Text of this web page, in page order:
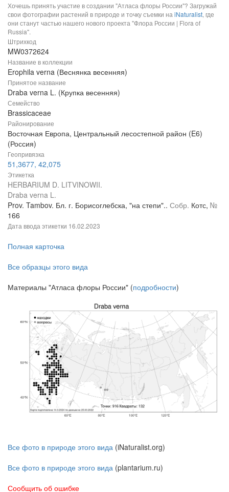
Хочешь принять участие в создании "Атласа флоры России"? Загружай
свои фотографии растений в природе и точку съемки на iNaturalist, где
они станут частью нашего нового проекта "Флора России | Flora of
Russia".
Штрихкод
MW0372624
Название в коллекции
Erophila verna (Веснянка весенняя)
Принятое название
Draba verna L. (Крупка весенняя)
Семейство
Brassicaceae
Районирование
Восточная Европа, Центральный лесостепной район (E6)
(Россия)
Геопривязка
51,3677, 42,075
Этикетка
HERBARIUM D. LITVINOWII.
Draba verna L.
Prov. Tambov. Бл. г. Борисоглебска, "на степи".. Собр. Котс, №
166
Дата ввода этикетки 16.02.2023
Полная карточка
Все образцы этого вида
Материалы "Атласа флоры России" (подробности)
Все фото в природе этого вида (iNaturalist.org)
Все фото в природе этого вида (plantarium.ru)
Сообщить об ошибке